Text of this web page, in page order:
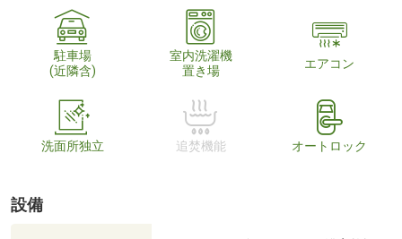
駐車場
(近隣含)
室内洗濯機
置き場
エアコン
洗面所独立 追焚機能 オートロック
設備